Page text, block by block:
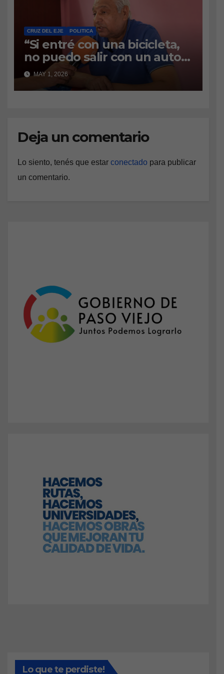
millones de pesos para que
los estudiantes puedan
continuar cursando el
segundo año en la localidad.
CRUZ DEL EJE POLITICA
“Si entré con una bicicleta,
no puedo salir con un auto
de alta gama”
MAY 1, 2026
Deja un comentario
Lo siento, tenés que estar conectado para publicar
un comentario.
Lo que te perdiste!